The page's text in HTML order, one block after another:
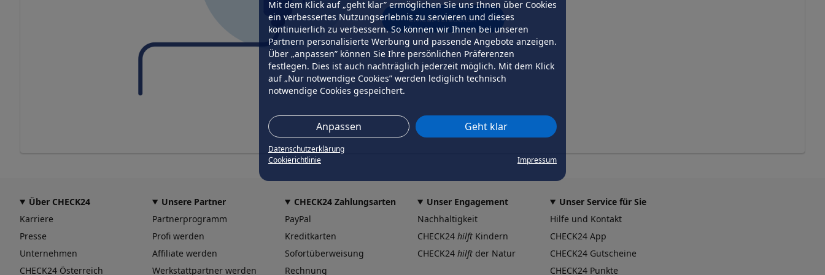
Mit dem Klick auf „geht klar” ermöglichen Sie uns Ihnen über Cookies
ein verbessertes Nutzungserlebnis zu servieren und dieses
kontinuierlich zu verbessern. So können wir Ihnen bei unseren
Partnern personalisierte Werbung und passende Angebote anzeigen.
Über „anpassen” können Sie Ihre persönlichen Präferenzen
festlegen. Dies ist auch nachträglich jederzeit möglich. Mit dem Klick
auf „Nur notwendige Cookies” werden lediglich technisch
notwendige Cookies gespeichert.
Anpassen Geht klar
Datenschutzerklärung
Cookierichtlinie
Impressum
erneut versuchen
Über CHECK24
Karriere
Presse
Unternehmen
CHECK24 Österreich
Unsere Partner
Partnerprogramm
Profi werden
Affiliate werden
Werkstattpartner werden
CHECK24 Zahlungsarten
PayPal
Kreditkarten
Sofortüberweisung
Rechnung
Unser Engagement
Nachhaltigkeit
CHECK24 hilft Kindern
CHECK24 hilft der Natur
Unser Service für Sie
Hilfe und Kontakt
CHECK24 App
CHECK24 Gutscheine
CHECK24 Punkte